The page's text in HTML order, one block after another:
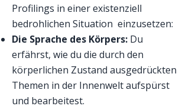
Profilings in einer existenziell
bedrohlichen Situation einzusetzen:
Die Sprache des Körpers: Du
erfährst, wie du die durch den
körperlichen Zustand ausgedrückten
Themen in der Innenwelt aufspürst
und bearbeitest.